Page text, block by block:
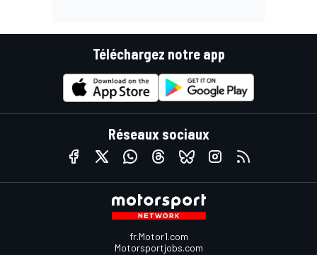
Téléchargez notre app
Réseaux sociaux
fr.Motor1.com
Motorsportjobs.com